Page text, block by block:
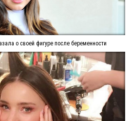
о своей фигуре после беременности